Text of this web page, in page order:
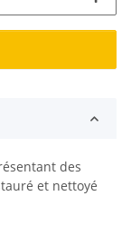
des
et nettoyé